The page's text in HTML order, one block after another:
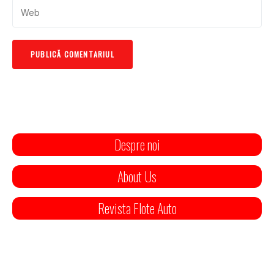
Despre noi
About Us
Revista Flote Auto